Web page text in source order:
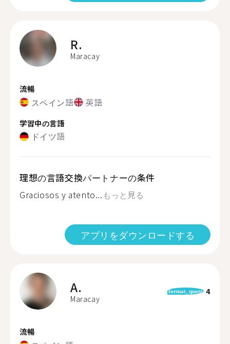
R.
Maracay
流暢
スペイン語 英語
学習中の言語
ドイツ語
理想の言語交換パートナーの条件
Graciosos y atento... もっと見る
アプリをダウンロードする
A.
Maracay
format_quote 4
流暢